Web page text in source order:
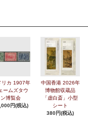
リカ 1907年
ームズタウ
ン博覧会
円(税込)
中国香港 2026年
博物館収蔵品
「虚白斎」小型
シート
380円(税込)